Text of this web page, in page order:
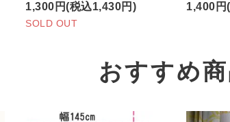
1,300円(税込1,430円)
SOLD OUT
1,400円
おすすめ